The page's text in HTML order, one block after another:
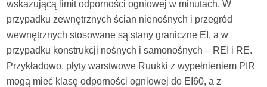
wskazującą limit odporności ogniowej w minutach. W
przypadku zewnętrznych ścian nienośnych i przegród
wewnętrznych stosowane są stany graniczne EI, a w
przypadku konstrukcji nośnych i samonośnych – REI i RE.
Przykładowo, płyty warstwowe Ruukki z wypełnieniem PIR
mogą mieć klasę odporności ogniowej do EI60, a z